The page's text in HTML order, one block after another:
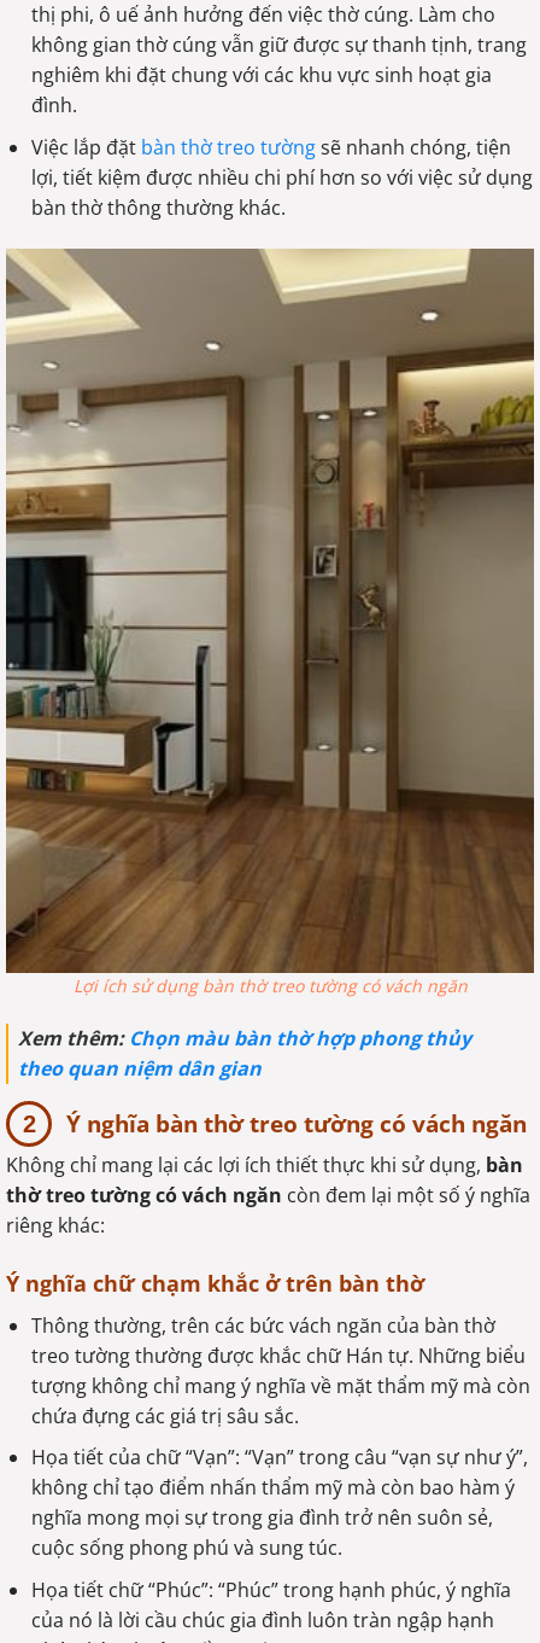
thị phi, ô uế ảnh hưởng đến việc thờ cúng. Làm cho
không gian thờ cúng vẫn giữ được sự thanh tịnh, trang
nghiêm khi đặt chung với các khu vực sinh hoạt gia
đình.
Việc lắp đặt bàn thờ treo tườngsẽ nhanh chóng, tiện
lợi, tiết kiệm được nhiều chi phí hơn so với việc sử dụng
bàn thờ thông thường khác.
Lợi ích sử dụng bàn thờ treo tường có vách ngăn
Xem thêm: Chọn màu bàn thờ hợp phong thủy
theo quan niệm dân gian
Ý nghĩa bàn thờ treo tường có vách ngăn
Không chỉ mang lại các lợi ích thiết thực khi sử dụng, bàn
thờ treo tường có vách ngăn còn đem lại một số ý nghĩa
riêng khác:
Ý nghĩa chữ chạm khắc ở trên bàn thờ
Thông thường, trên các bức vách ngăn của bàn thờ
treo tường thường được khắc chữ Hán tự. Những biểu
tượng không chỉ mang ý nghĩa về mặt thẩm mỹ mà còn
chứa đựng các giá trị sâu sắc.
Họa tiết của chữ “Vạn”: “Vạn” trong câu “vạn sự như ý”,
không chỉ tạo điểm nhấn thẩm mỹ mà còn bao hàm ý
nghĩa mong mọi sự trong gia đình trở nên suôn sẻ,
cuộc sống phong phú và sung túc.
Họa tiết chữ “Phúc”: “Phúc” trong hạnh phúc, ý nghĩa
của nó là lời cầu chúc gia đình luôn tràn ngập hạnh